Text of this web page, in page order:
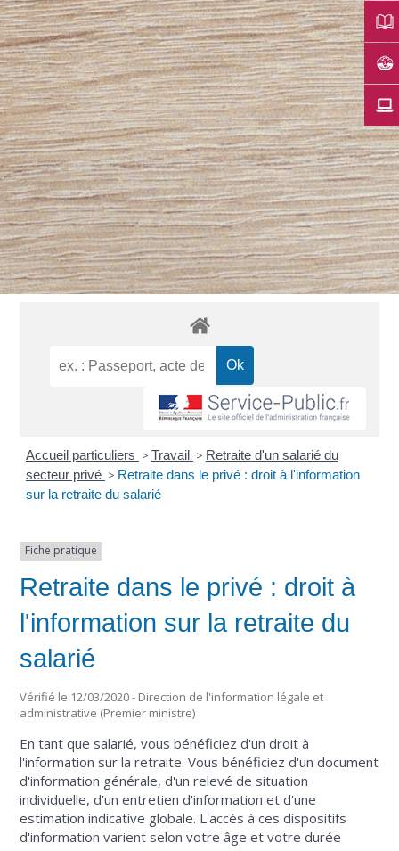
Accueil particuliers > Travail > Retraite d'un salarié du
secteur privé > Retraite dans le privé : droit à l'information
sur la retraite du salarié
Fiche pratique
Retraite dans le privé : droit à
l'information sur la retraite du
salarié
Vérifié le 12/03/2020 - Direction de l'information légale et
administrative (Premier ministre)
En tant que salarié, vous bénéficiez d'un droit à
l'information sur la retraite. Vous bénéficiez d'un document
d'information générale, d'un relevé de situation
individuelle, d'un entretien d'information et d'une
estimation indicative globale. L'accès à ces dispositifs
d'information varient selon votre âge et votre durée